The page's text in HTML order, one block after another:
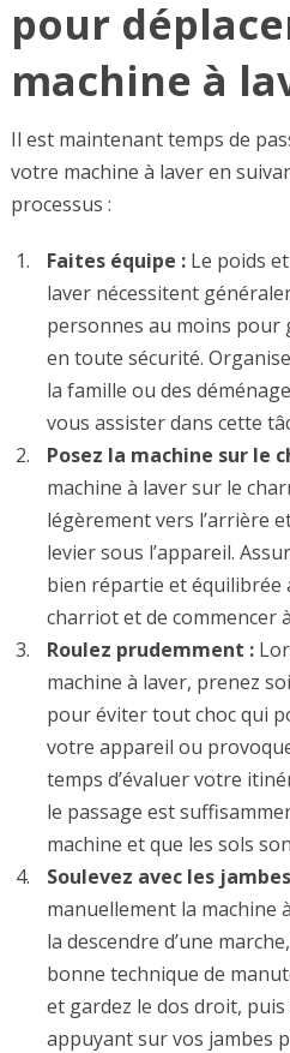
pour
machine à
Il est maintenant temps de
votre machine à laver en
processus :
Faites équipe :Le poids et
laver nécessitent
personnes au moins
en toute sécurité.
la famille ou des
vous assister dans cette
Posez la machine sur le
machine à laver sur le
légèrement vers l’arrière
levier sous l’appareil.
bien répartie et équilibrée
charriot et de commencer
Roulez prudemment :
machine à laver, prenez
pour éviter tout choc qui
votre appareil ou
temps d’évaluer votre
le passage est
machine et que les sols
Soulevez avec les
manuellement la machine
la descendre d’une
bonne technique de
et gardez le dos droit,
appuyant sur vos jambes